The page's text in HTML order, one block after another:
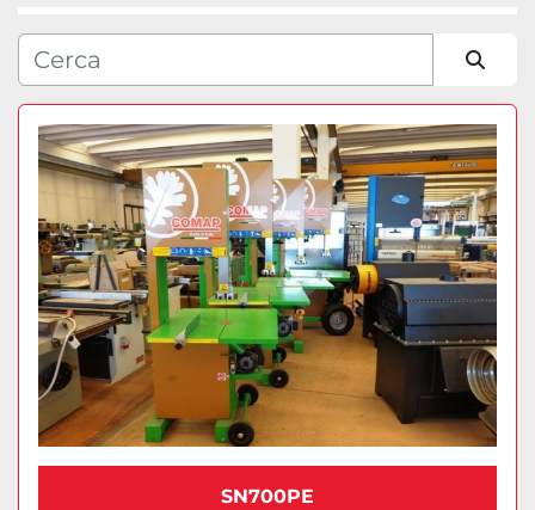
Produttore
Modello
Ordina per
SN700PE